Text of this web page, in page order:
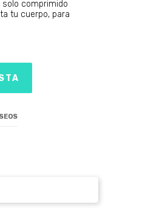
solo comprimido
tu cuerpo, para